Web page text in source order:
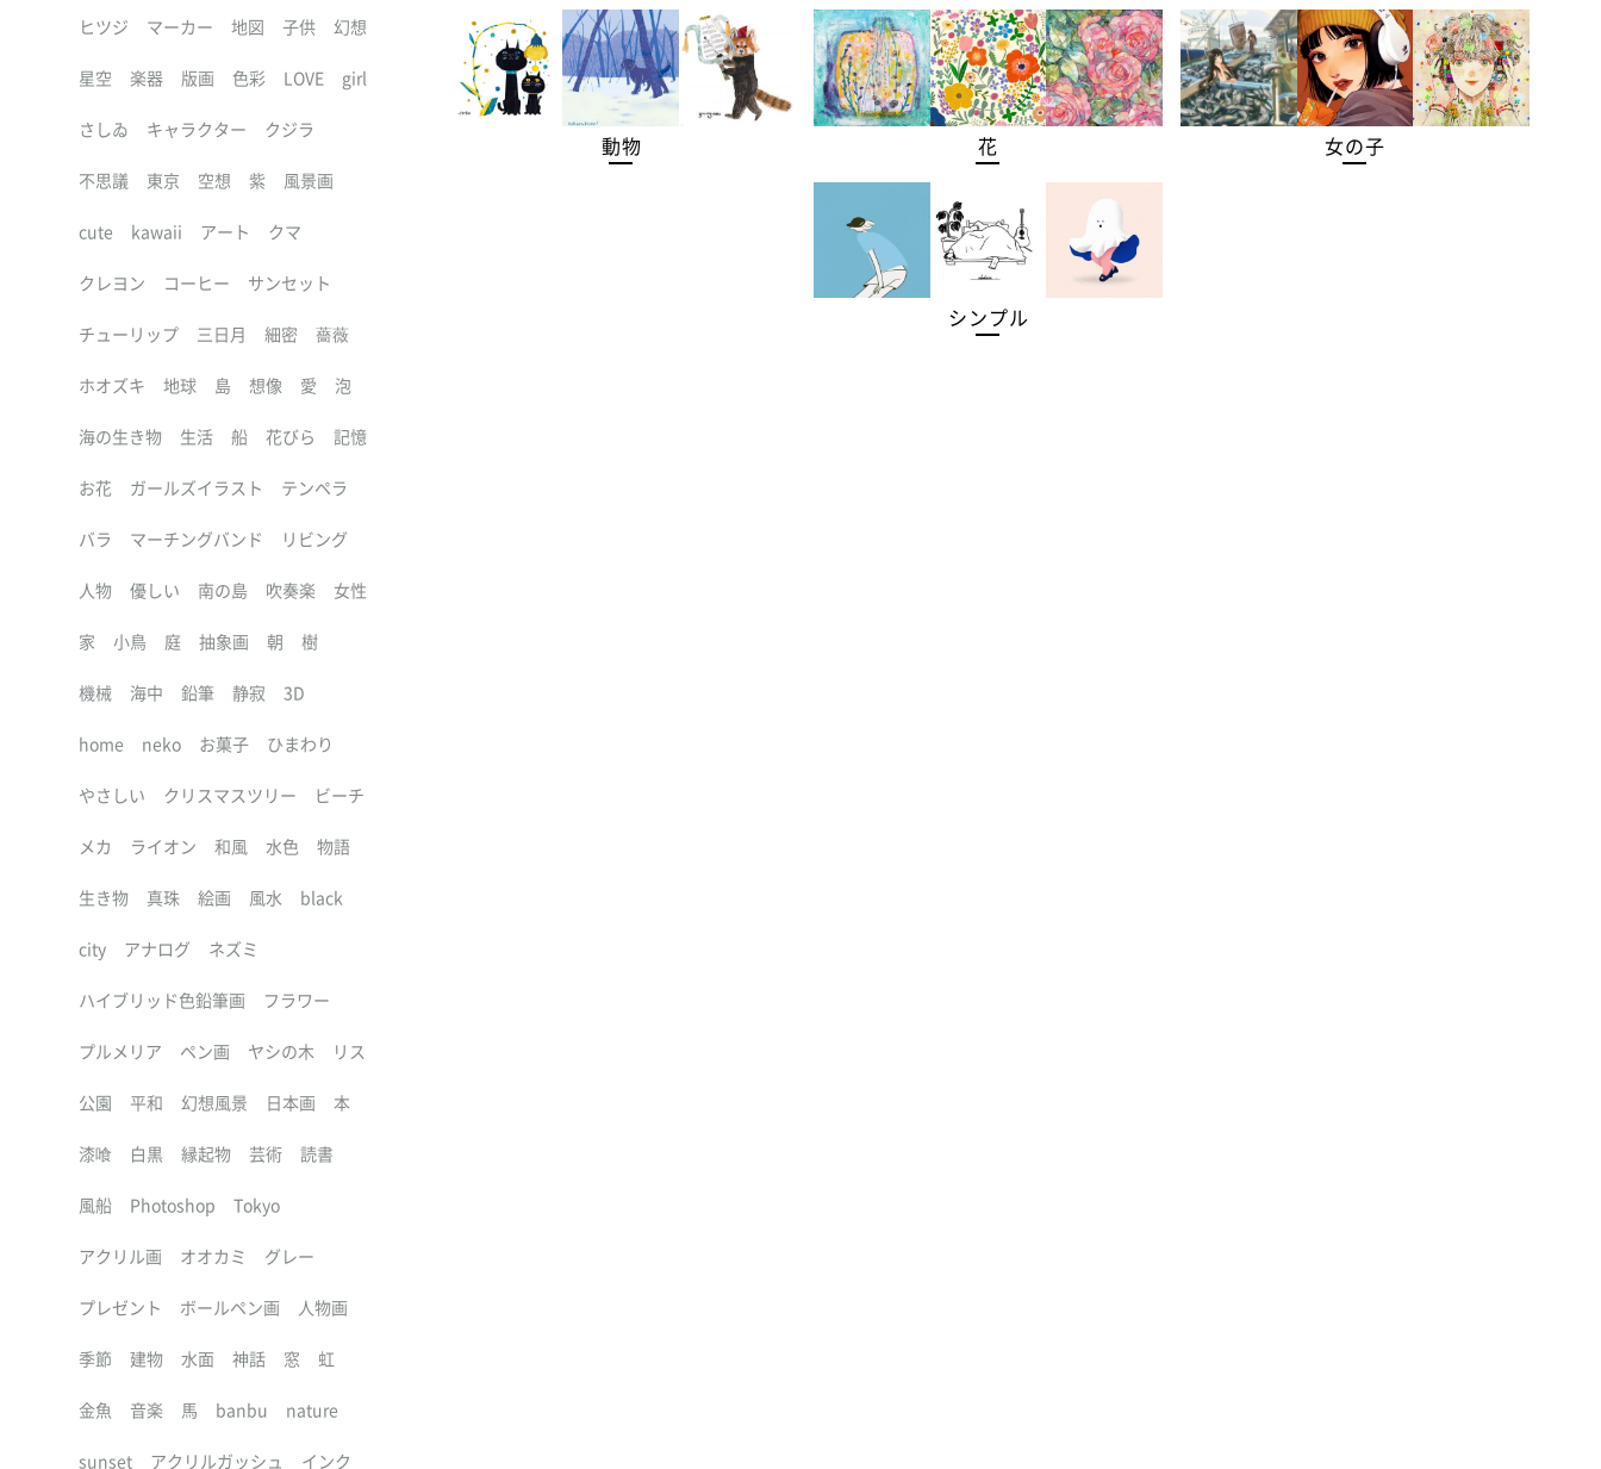
動物 花 女の子
シンプル
ヒツジ マーカー 地図 子供 幻想
星空 楽器 版画 色彩 LOVE girl
さしゐ キャラクター クジラ
不思議 東京 空想 紫 風景画
cute kawaii アート クマ
クレヨン コーヒー サンセット
チューリップ 三日月 細密 薔薇
ホオズキ 地球 島 想像 愛 泡
海の生き物 生活 船 花びら 記憶
お花 ガールズイラスト テンペラ
バラ マーチングバンド リビング
人物 優しい 南の島 吹奏楽 女性
家 小鳥 庭 抽象画 朝 樹
機械 海中 鉛筆 静寂 3D
home neko お菓子 ひまわり
やさしい クリスマスツリー ビーチ
メカ ライオン 和風 水色 物語
生き物 真珠 絵画 風水 black
city アナログ ネズミ
ハイブリッド色鉛筆画 フラワー
プルメリア ペン画 ヤシの木 リス
公園 平和 幻想風景 日本画 本
漆喰 白黒 縁起物 芸術 読書
風船 Photoshop Tokyo
アクリル画 オオカミ グレー
プレゼント ボールペン画 人物画
季節 建物 水面 神話 窓 虹
金魚 音楽 馬 banbu nature
sunset アクリルガッシュ インク